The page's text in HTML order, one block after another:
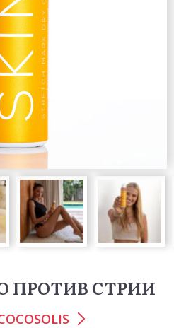
ПРОТИВ СТРИИ